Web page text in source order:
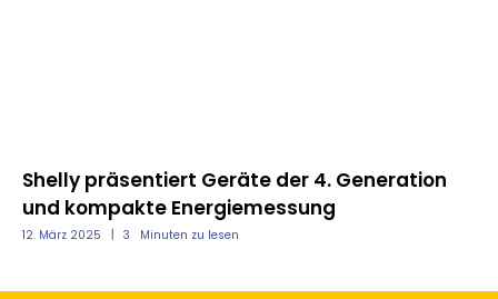
Shelly präsentiert Geräte der 4. Generation
und kompakte Energiemessung
12. März 2025 3 Minuten zu lesen